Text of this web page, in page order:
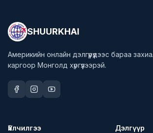
SHUURKHAI
Америкийн онлайн дэлгүүрүүдээс бараа
каргоор Монголд хүргүүлээрэй.
Үйлчилгээ Дэлгүүр